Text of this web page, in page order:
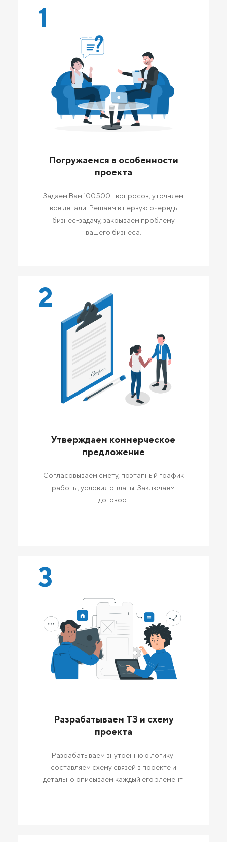
1
Погружаемся в особенности
проекта
Задаем Вам 100500+ вопросов, уточняем
все детали. Решаем в первую очередь
бизнес-задачу, закрываем проблему
вашего бизнеса.
2
Утверждаем коммерческое
предложение
Согласовываем смету, поэтапный график
работы, условия оплаты. Заключаем
договор.
3
Разрабатываем ТЗ и схему
проекта
Разрабатываем внутреннюю логику:
составляем схему связей в проекте и
детально описываем каждый его элемент.